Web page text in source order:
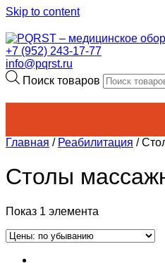
Skip to content
+7 (952) 243-17-77
info@pqrst.ru
Поиск товаров
Главная / Реабилитация /
Столы
Показ 1 элемента